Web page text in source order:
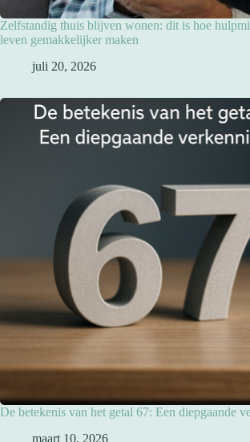
Zelfstandig thuis blijven wonen: dit is hoe
leven gemakkelijker maken
juli 20, 2026
De betekenis van het getal 67: Een diepgaande
maart 10, 2026